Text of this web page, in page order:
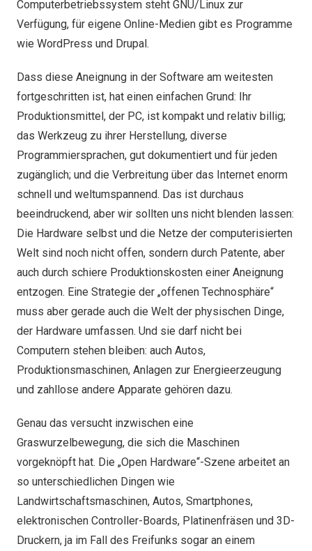
Computerbetriebssystem steht GNU/Linux zur
Verfügung, für eigene Online-Medien gibt es Programme
wie WordPress und Drupal.
Dass diese Aneignung in der Software am weitesten
fortgeschritten ist, hat einen einfachen Grund: Ihr
Produktionsmittel, der PC, ist kompakt und relativ billig;
das Werkzeug zu ihrer Herstellung, diverse
Programmiersprachen, gut dokumentiert und für jeden
zugänglich; und die Verbreitung über das Internet enorm
schnell und weltumspannend. Das ist durchaus
beeindruckend, aber wir sollten uns nicht blenden lassen:
Die Hardware selbst und die Netze der computerisierten
Welt sind noch nicht offen, sondern durch Patente, aber
auch durch schiere Produktionskosten einer Aneignung
entzogen. Eine Strategie der „offenen Technosphäre“
muss aber gerade auch die Welt der physischen Dinge,
der Hardware umfassen. Und sie darf nicht bei
Computern stehen bleiben: auch Autos,
Produktionsmaschinen, Anlagen zur Energieerzeugung
und zahllose andere Apparate gehören dazu.
Genau das versucht inzwischen eine
Graswurzelbewegung, die sich die Maschinen
vorgeknöpft hat. Die „Open Hardware“-Szene arbeitet an
so unterschiedlichen Dingen wie
Landwirtschaftsmaschinen, Autos, Smartphones,
elektronischen Controller-Boards, Platinenfräsen und 3D-
Druckern, ja im Fall des Freifunks sogar an einem